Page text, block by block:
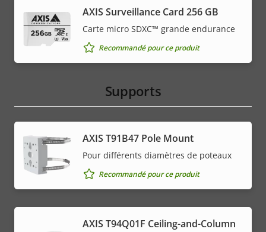
AXIS Surveillance Card 256 GB
Carte micro SDXC™ grande endurance
Recommandé pour ce produit
Supports
AXIS T91B47 Pole Mount
Pour différents diamètres de poteaux
Recommandé pour ce produit
AXIS T94Q01F Ceiling-and-Column